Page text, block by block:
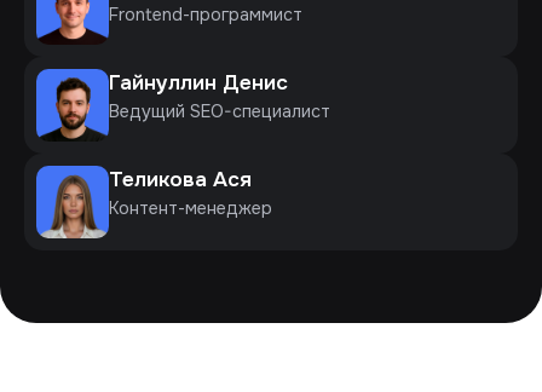
Frontend-программист
Гайнуллин Денис
Ведущий SEO-специалист
Теликова Ася
Контент-менеджер